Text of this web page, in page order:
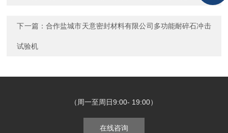
下一篇： 合作盐城市天意密封材料有限公司多功能耐碎石冲击
试验机
（周一至周日9:00- 19:00）
在线咨询